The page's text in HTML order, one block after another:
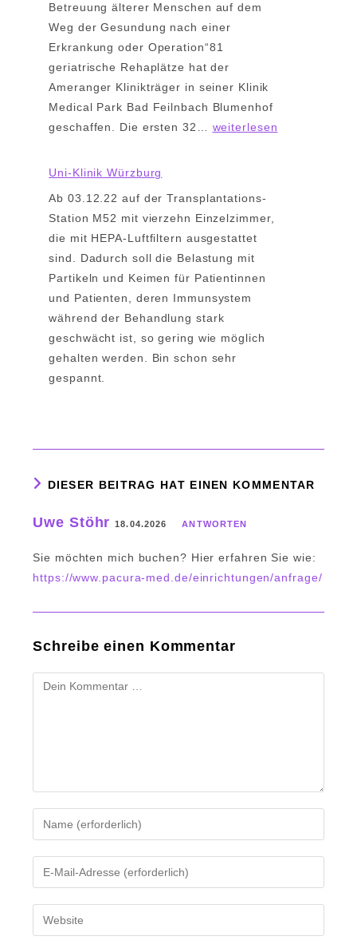
Betreuung älterer Menschen auf dem
Weg der Gesundung nach einer
Erkrankung oder Operation“81
geriatrische Rehaplätze hat der
Ameranger Klinikträger in seiner Klinik
Medical Park Bad Feilnbach Blumenhof
geschaffen. Die ersten 32… R
B
a
d
F
e
i
l
n
b
weiterlesen
Uni-Klinik Würzburg
Ab 03.12.22 auf der Transplantations-
Station M52 mit vierzehn Einzelzimmer,
die mit HEPA-Luftfiltern ausgestattet
sind. Dadurch soll die Belastung mit
Partikeln und Keimen für Patientinnen
und Patienten, deren Immunsystem
während der Behandlung stark
geschwächt ist, so gering wie möglich
gehalten werden. Bin schon sehr
gespannt.
DIESER BEITRAG HAT EINEN KOMMENTAR
Uwe Stöhr 18.04.2026 ANTWORTEN
Sie möchten mich buchen? Hier erfahren Sie wie:
https://www.pacura-med.de/einrichtungen/anfrage/
Schreibe einen Kommentar
Kommentar
deinen
Namen
oder
zum
Kommentieren
deine
E-
Mail-
deine